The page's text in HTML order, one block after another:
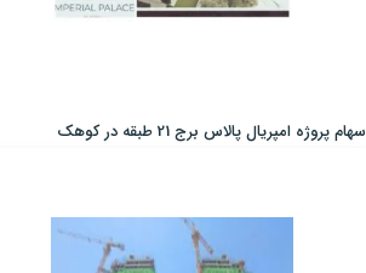
سهام پروژه امپریال پالاس برج 21 طبقه در کوهک